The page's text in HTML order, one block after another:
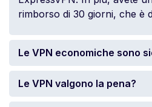
rimborso di 30 giorni, che è
Le VPN economiche sono
Le VPN valgono la pena?